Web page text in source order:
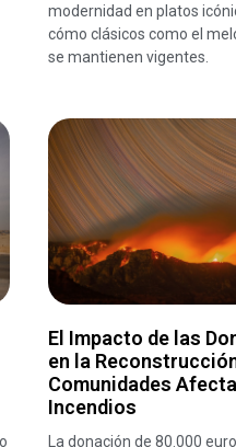
modernidad en platos
cómo clásicos como el
se mantienen vigentes.
El Impacto de las
en la
Comunidades
Incendios
La donación de 80.000